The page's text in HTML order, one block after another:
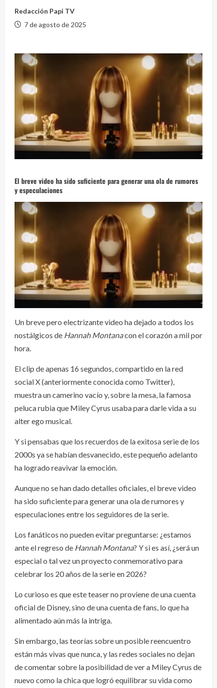
Redacción Papi TV
7 de agosto de 2025
El breve video ha sido suficiente para generar una ola de rumores
y especulaciones
Un breve pero electrizante video ha dejado a todos los
nostálgicos de Hannah Montanacon el corazón a mil por
hora.
El clip de apenas 16 segundos, compartido en la red
social X (anteriormente conocida como Twitter),
muestra un camerino vacío y, sobre la mesa, la famosa
peluca rubia que Miley Cyrus usaba para darle vida a su
alter ego musical.
Y si pensabas que los recuerdos de la exitosa serie de los
2000s ya se habían desvanecido, este pequeño adelanto
ha logrado reavivar la emoción.
Aunque no se han dado detalles oficiales, el breve video
ha sido suficiente para generar una ola de rumores y
especulaciones entre los seguidores de la serie.
Los fanáticos no pueden evitar preguntarse: ¿estamos
ante el regreso de Hannah Montana? Y si es así, ¿será un
especial o tal vez un proyecto conmemorativo para
celebrar los 20 años de la serie en 2026?
Lo curioso es que este teaser no proviene de una cuenta
oficial de Disney, sino de una cuenta de fans, lo que ha
alimentado aún más la intriga.
Sin embargo, las teorías sobre un posible reencuentro
están más vivas que nunca, y las redes sociales no dejan
de comentar sobre la posibilidad de ver a Miley Cyrus de
nuevo como la chica que logró equilibrar su vida como